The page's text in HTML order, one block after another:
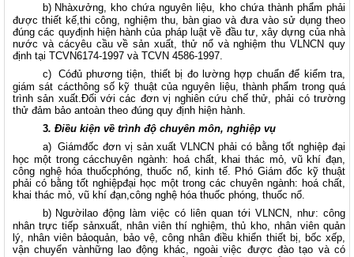
b) Nhàxưởng, kho chứa nguyên liệu, kho chứa thành phẩm phải
được thiết kế,thi công, nghiệm thu, bàn giao và đưa vào sử dụng theo
đúng các quyđịnh hiện hành của pháp luật về đầu tư, xây dựng của nhà
nước và cácyêu cầu về sản xuất, thử nổ và nghiệm thu VLNCN quy
định tại TCVN6174-1997 và TCVN 4586-1997.
c)
Cóđủ phương tiện, thiết bị đo lường hợp chuẩn để kiểm tra,
giám sát cácthông số kỹ thuật của nguyên liệu, thành phẩm trong quá
trình sản xuất.Đối với các đơn vị nghiên cứu chế thử, phải có trường
thử đảm bảo antoàn theo đúng quy định hiện hành.
3. Điều kiện về trình độ chuyên môn, nghiệp vụ
a) Giámđốc đơn vị sản xuất VLNCN phải có bằng tốt nghiệp đại
học một trong cácchuyên ngành: hoá chất, khai thác mỏ, vũ khí đạn,
công nghệ hóa thuốcphóng, thuốc nổ, kinh tế. Phó Giám đốc kỹ thuật
phải có bằng tốt nghiệpđại học một trong các chuyên ngành: hoá chất,
khai thác mỏ, vũ khí đạn,công nghệ hóa thuốc phóng, thuốc nổ.
b) Ngườilao động làm việc có liên quan tới VLNCN, như: công
nhân trực tiếp sảnxuất, nhân viên thí nghiệm, thủ kho, nhân viên quản
lý, nhân viên bảoquản, bảo vệ, công nhân điều khiển thiết bị, bốc xếp,
vận chuyển vànhững lao động khác, ngoài việc được đào tạo và có